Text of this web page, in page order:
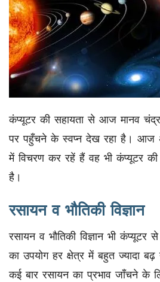
कंप्यूटर की सहायता से आज मानव
पर पहुँचने के स्वप्न देख रहा है। आज
में विचरण कर रहें हैं वह भी कंप्यूटर
है।
रसायन व भौतिकी विज्ञान
रसायन व भौतिकी विज्ञान भी
का उपयोग हर क्षेत्र में बहुत ज्यादा बढ़
कई बार रसायन का प्रभाव जाँचने के